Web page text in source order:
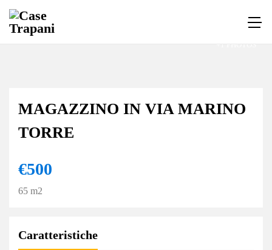
MAGAZZINO IN VIA MARINO
TORRE
€500
65 m2
Caratteristiche